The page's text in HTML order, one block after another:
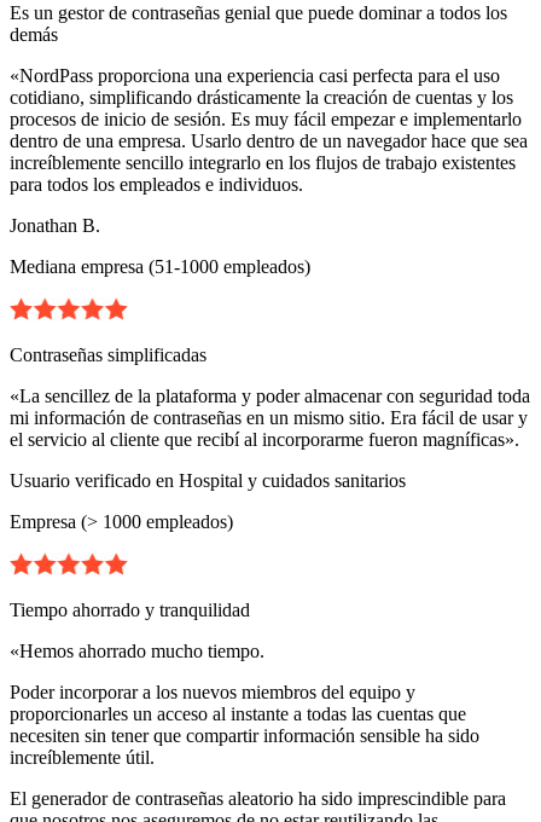
Es un gestor de contraseñas genial que puede dominar a todos los
demás
«NordPass proporciona una experiencia casi perfecta para el uso
cotidiano, simplificando drásticamente la creación de cuentas y los
procesos de inicio de sesión. Es muy fácil empezar e implementarlo
dentro de una empresa. Usarlo dentro de un navegador hace que sea
increíblemente sencillo integrarlo en los flujos de trabajo existentes
para todos los empleados e individuos.
Jonathan B.
Mediana empresa (51-1000 empleados)
Contraseñas simplificadas
«La sencillez de la plataforma y poder almacenar con seguridad toda
mi información de contraseñas en un mismo sitio. Era fácil de usar y
el servicio al cliente que recibí al incorporarme fueron magníficas».
Usuario verificado en Hospital y cuidados sanitarios
Empresa (> 1000 empleados)
Tiempo ahorrado y tranquilidad
«Hemos ahorrado mucho tiempo.
Poder incorporar a los nuevos miembros del equipo y
proporcionarles un acceso al instante a todas las cuentas que
necesiten sin tener que compartir información sensible ha sido
increíblemente útil.
El generador de contraseñas aleatorio ha sido imprescindible para